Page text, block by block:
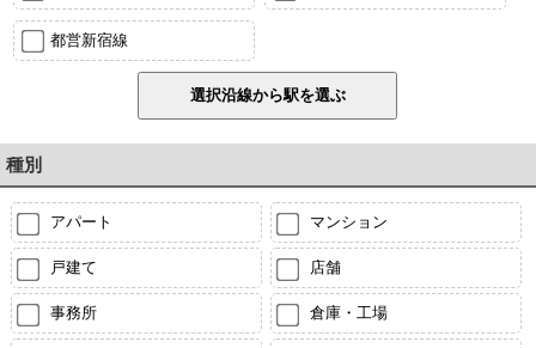
都営新宿線
種別
アパート マンション
戸建て 店舗
事務所 倉庫・工場